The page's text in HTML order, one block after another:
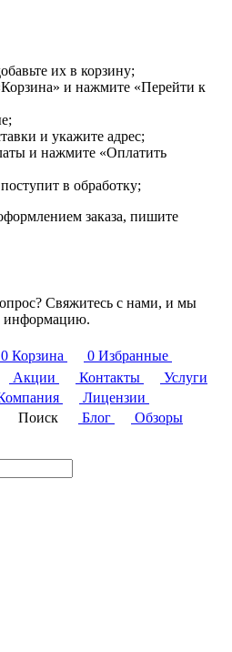
их в корзину;
и нажмите «Перейти к
и укажите адрес;
и нажмите «Оплатить
в обработку;
заказа, пишите
Свяжитесь с нами, и мы
информацию.
0 Корзина 0 Избранные
Акции Контакты
Услуги
Лицензии
Поиск Блог
Обзоры